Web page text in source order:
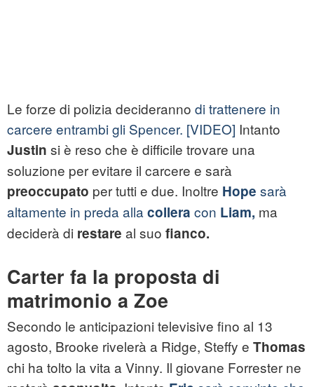
Le forze di polizia decideranno di trattenere in
carcere entrambi gli Spencer. [VIDEO] Intanto
Justin si è reso che è difficile trovare una
soluzione per evitare il carcere e sarà
preoccupato per tutti e due. Inoltre Hope sarà
altamente in preda alla collera con Liam, ma
deciderà di restare al suo fianco.
Carter fa la proposta di
matrimonio a Zoe
Secondo le anticipazioni televisive fino al 13
agosto, Brooke rivelerà a Ridge, Steffy e Thomas
chi ha tolto la vita a Vinny. Il giovane Forrester ne